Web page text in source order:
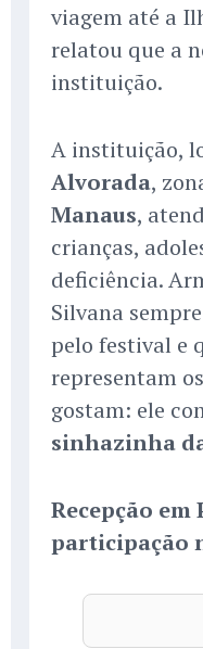
viagem até a
relatou que a
instituição.
A instituição,
Alvorada,
Manaus,
crianças,
deficiência.
Silvana
pelo festival e
representam
gostam: ele
sinhazinha
Recepção
participação